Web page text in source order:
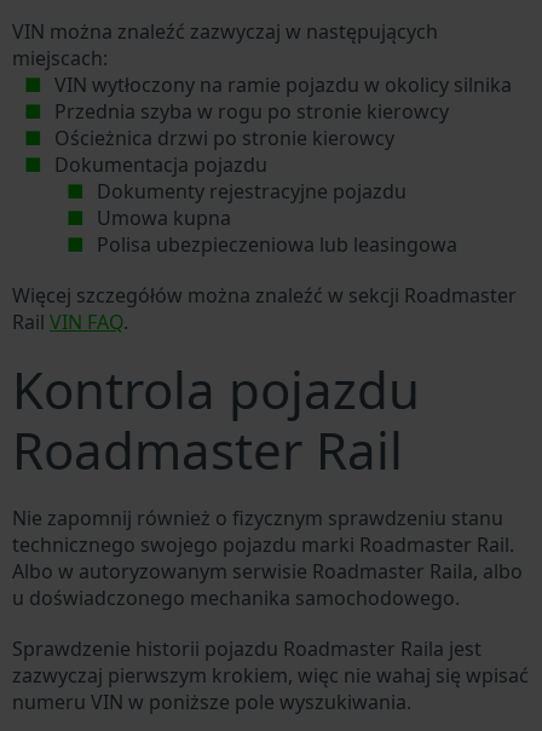
VIN można znaleźć zazwyczaj w następujących
miejscach:
VIN wytłoczony na ramie pojazdu w okolicy silnika
Przednia szyba w rogu po stronie kierowcy
Ościeżnica drzwi po stronie kierowcy
Dokumentacja pojazdu
Dokumenty rejestracyjne pojazdu
Umowa kupna
Polisa ubezpieczeniowa lub leasingowa
Więcej szczegółów można znaleźć w sekcji Roadmaster
Rail VIN FAQ.
Kontrola pojazdu
Roadmaster Rail
Nie zapomnij również o fizycznym sprawdzeniu stanu
technicznego swojego pojazdu marki Roadmaster Rail.
Albo w autoryzowanym serwisie Roadmaster Raila, albo
u doświadczonego mechanika samochodowego.
Sprawdzenie historii pojazdu Roadmaster Raila jest
zazwyczaj pierwszym krokiem, więc nie wahaj się wpisać
numeru VIN w poniższe pole wyszukiwania.